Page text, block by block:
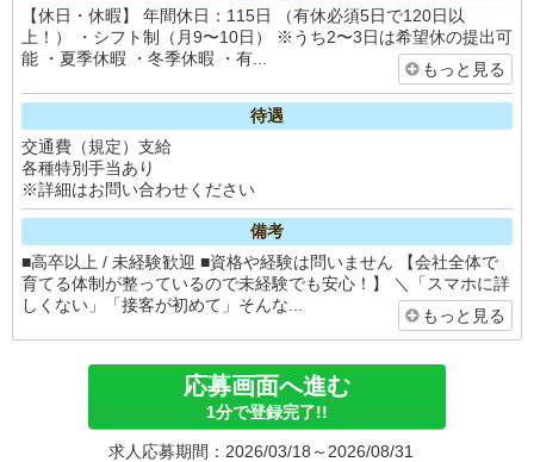
【休日・休暇】 年間休日：115日 （有休必須5日で120日以
上！） ・シフト制（月9〜10日） ※うち2〜3日は希望休の提出可
能 ・夏季休暇 ・冬季休暇 ・有...
もっと見る
待遇
交通費（規定）支給
各種特別手当あり
※詳細はお問い合わせください
備考
■高卒以上 / 未経験歓迎 ■資格や経験は問いません 【会社全体で
育てる体制が整っているので未経験でも安心！】 ＼「スマホに詳
しくない」「接客が初めて」そんな...
もっと見る
応募画面へ進む
1分で登録完了!!
求人応募期間：2026/03/18～2026/08/31